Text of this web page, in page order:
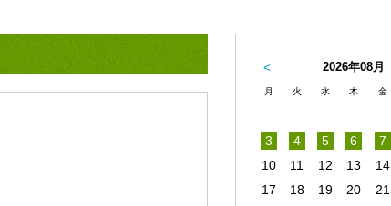
2026年08月
月 火 水 木 金
3
4 5 6 7
10
11 12 13 14
17
18 19 20 21
<